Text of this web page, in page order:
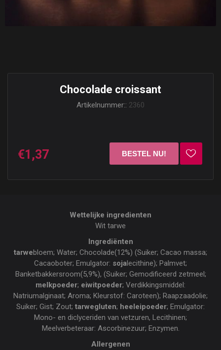
Chocolade croissant
Artikelnummer:: 2360
€1,37
Wettelijke ingredienten
Wit tarwe
Ingrediënten
tarwebloem; Water; Chocolade(12%) (Suiker; Cacao massa;
Cacaoboter; Emulgator: sojalecithine); Palmvet;
Banketbakkersroom(5,9%), (Suiker; Gemodificeerd zetmeel;
melkpoeder; eiwitpoeder; Verdikkingsmiddel:
Natriumalginaat; Aroma; Kleurstof: Caroteen); Raapzaadolie;
Suiker; Gist; Zout; tarwegluten; heeleipoeder; Emulgator:
Mono- en diclyceriden van vetzuren, Lecithinen;
Meelverbeteraar: Ascorbinezuur; Enzymen.
Allergenen